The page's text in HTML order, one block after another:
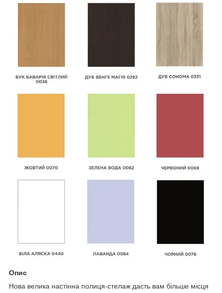
Опис
Нова велика настінна полиця-стелаж дасть вам більше місця